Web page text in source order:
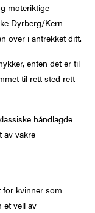
moteriktige
Dyrberg/Kern
over i antrekket ditt.
enten det er til
til rett sted rett
håndlagde
av vakre
for kvinner som
et vell av